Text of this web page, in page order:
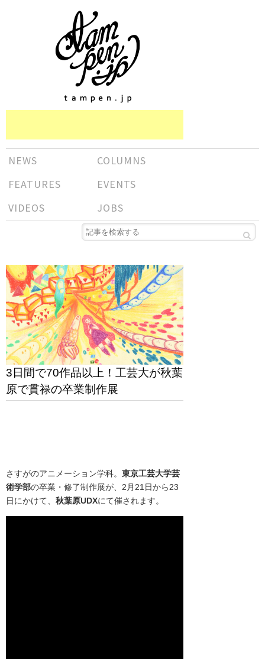
NEWS
COLUMNS
FEATURES
EVENTS
VIDEOS
JOBS
3日間で70作品以上！工芸大が秋葉
原で貫禄の卒業制作展
さすがのアニメーション学科。 東京工芸大学芸
術学部の卒業・修了制作展が、2月21日から23
日にかけて、 秋葉原UDXにて催されます。